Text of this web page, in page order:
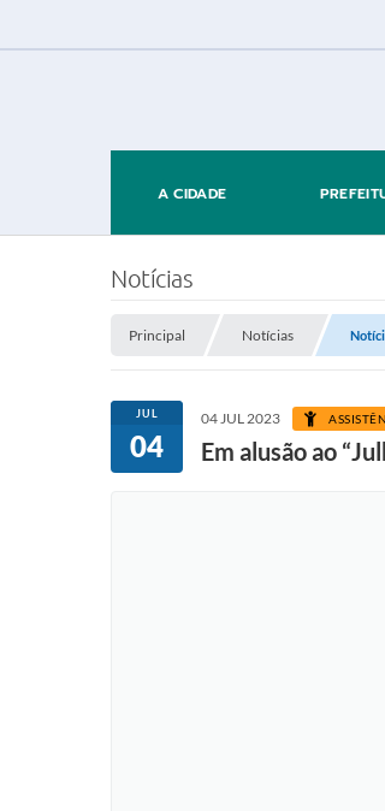
A CIDADE
Notícias
Principal Notícias
JUL
04
04 JUL 2023
Em alusão ao